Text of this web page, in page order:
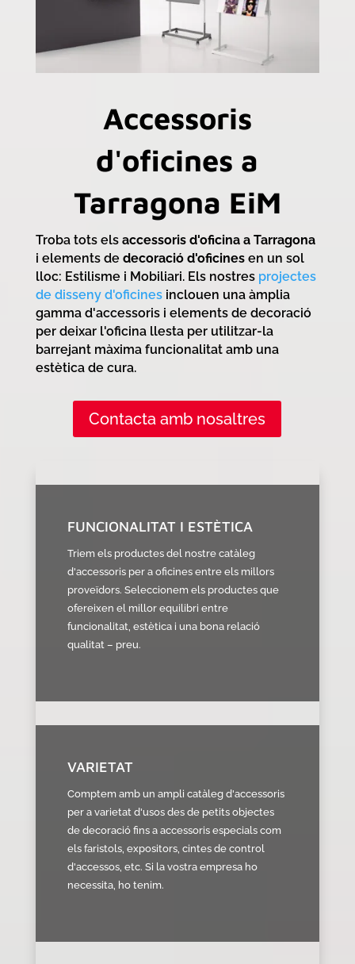
Accessoris
d'oficines a
Tarragona EiM
Troba tots els accessoris d'oficina a Tarragona
i elements de decoració d'oficinesen un sol
lloc: Estilisme i Mobiliari. Els nostres projectes
de disseny d'oficinesinclouen una àmplia
gamma d'accessoris i elements de decoració
per deixar l'oficina llesta per utilitzar-la
barrejant màxima funcionalitat amb una
estètica de cura.
Contacta amb nosaltres
FUNCIONALITAT I ESTÈTICA
Triem els productes del nostre catàleg
d'accessoris per a oficines entre els millors
proveïdors. Seleccionem els productes que
ofereixen el millor equilibri entre
funcionalitat, estètica i una bona relació
qualitat – preu.
VARIETAT
Comptem amb un ampli catàleg d'accessoris
per a varietat d'usos des de petits objectes
de decoració fins a accessoris especials com
els faristols, expositors, cintes de control
d'accessos, etc. Si la vostra empresa ho
necessita, ho tenim.